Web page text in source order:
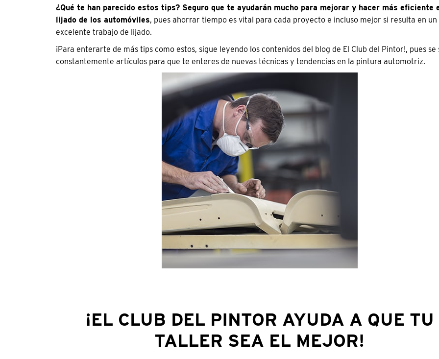
¿Qué te han parecido estos tips? Seguro que te ayudarán mucho para mejorar y hacer más eficiente
lijado de los automóviles, pues ahorrar tiempo es vital para cada proyecto e incluso mejor si resulta en un
excelente trabajo de lijado.
¡Para enterarte de más tips como estos, sigue leyendo los contenidos del blog de El Club del Pintor!, pues se
constantemente artículos para que te enteres de nuevas técnicas y tendencias en la pintura automotriz.
¡EL CLUB DEL PINTOR AYUDA A QUE TU
TALLER SEA EL MEJOR!